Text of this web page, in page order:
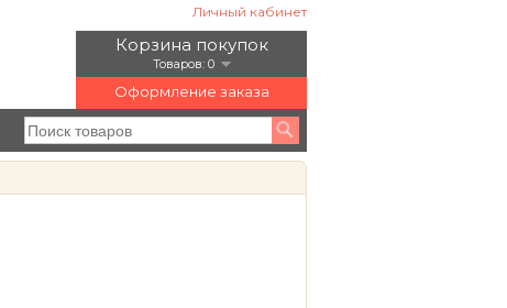
Личный кабинет
Корзина покупок
Товаров: 0
Оформление заказа